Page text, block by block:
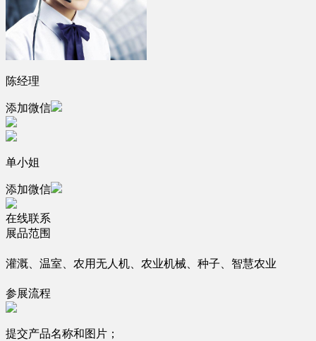
陈经理
添加微信
单小姐
添加微信
在线联系
展品范围
灌溉、温室、农用无人机、农业机械、种子、智慧农业
参展流程
提交产品名称和图片；